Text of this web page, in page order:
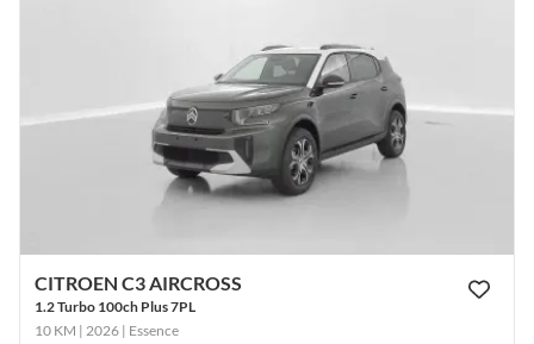
CITROEN C3 AIRCROSS
1.2 Turbo 100ch Plus 7PL
10 KM | 2026 | Essence